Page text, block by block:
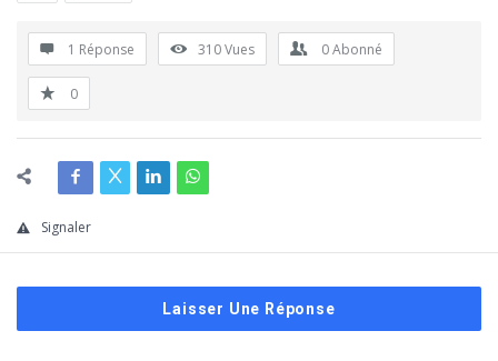
1 Réponse 310Vues 0Abonné
0
Signaler
Laisser Une Réponse